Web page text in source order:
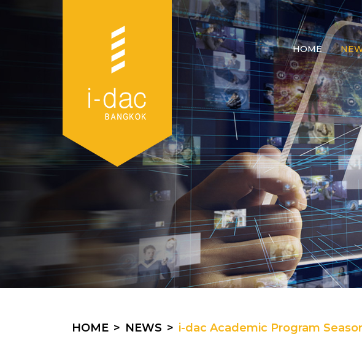
HOME
HOME NEWS i-dac Academic Program